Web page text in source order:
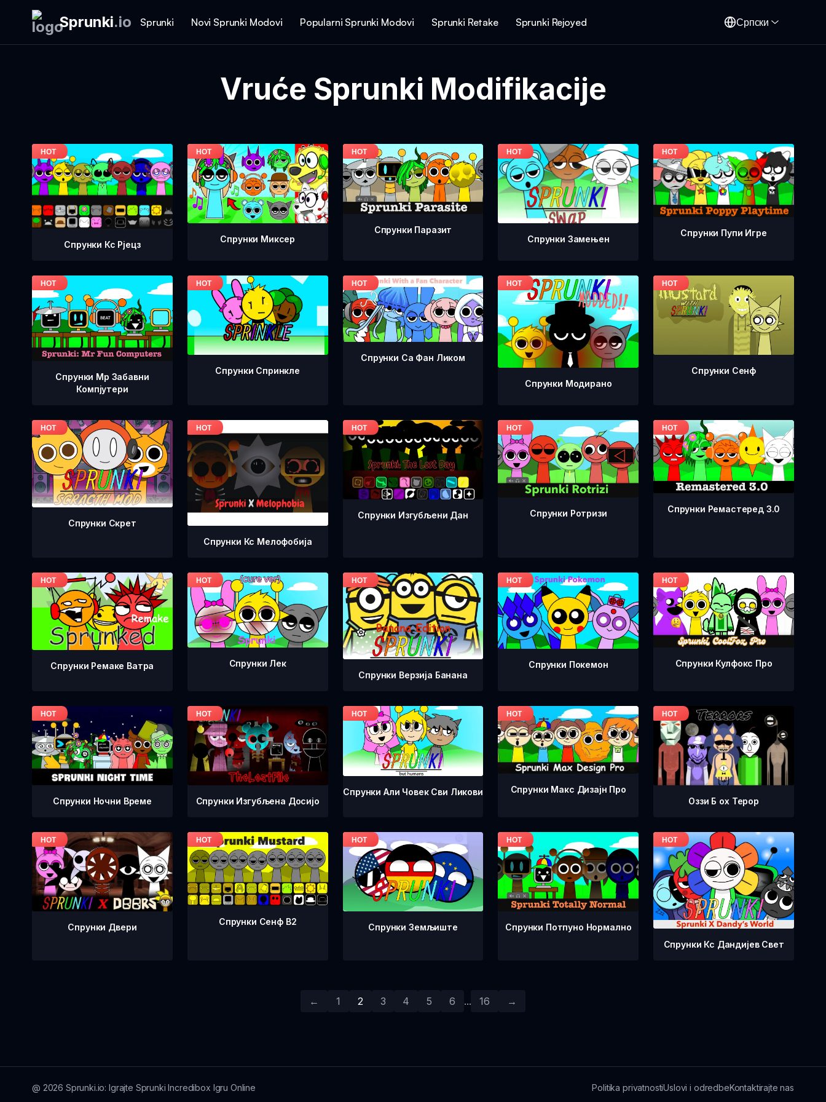
Sprunki.io Sprunki Novi Sprunki Modovi Popularni Sprunki Modovi Sprunki Retake Sprunki Rejoyed Српски
Vruće Sprunki Modifikacije
Спрунки Кс Рјецз
Спрунки Миксер
Спрунки Паразит
Спрунки Замењен
Спрунки Пупи Игре
Спрунки Мр Забавни
Компјутери
Спрунки Спринкле
Спрунки Са Фан Ликом
Спрунки Модирано
Спрунки Сенф
Спрунки Скрет
Спрунки Кс Мелофобија
Спрунки Изгубљени Дан Спрунки Ротризи Спрунки Ремастеред 3.0
Спрунки Ремаке Ватра
Спрунки Лек
Спрунки Верзија Банана
Спрунки Покемон Спрунки Кулфокс Про
Спрунки Ночни Време Спрунки Изгубљена Досијо
Спрунки Али Човек Сви Ликови
Спрунки Макс Дизајн Про
Оззи Б ox Терор
Спрунки Двери
Спрунки Сенф В2
Спрунки Земљиште
Спрунки Потпуно Нормално
Спрунки Кс Дандијев Свет
← 1 2 3 4 5 6 ... 16 →
@ 2026 Sprunki.io: Igrajte Sprunki Incredibox Igru Online Politika privatnostiUslovi i odredbeKontaktirajte nas